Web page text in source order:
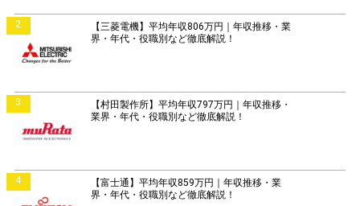
2
【三菱電機】平均年収806万円｜年収推移・業
界・年代・役職別など徹底解説！
3
【村田製作所】平均年収797万円｜年収推移・
業界・年代・役職別など徹底解説！
4
【富士通】平均年収859万円｜年収推移・業
界・年代・役職別など徹底解説！